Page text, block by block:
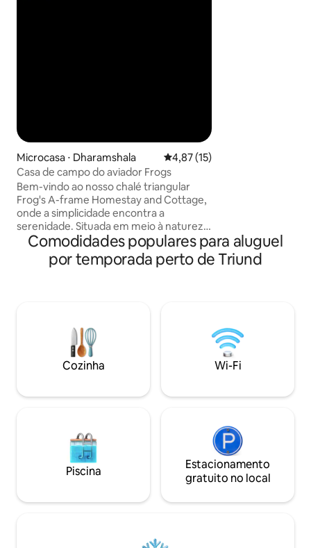
Microcasa ⋅ Dharamshala 4,87 de uma avaliação média
4,87 (15)
Casa de campo do aviador Frogs
Bem-vindo ao nosso chalé triangular
Frog's A-frame Homestay and Cottage,
onde a simplicidade encontra a
serenidade. Situada em meio à natureza,
esta pequena casa foi projetada para
manhãs tranquilas, noites silenciosas e
uma conexão profunda com as
minutos de carro do aeroporto de
Dharamshala, a 5 minutos a pé do
Mosteiro Karmapa e a 5 minutos de
carro de Norbulingka. A cabana foi
elegância discreta.
Comodidades populares para aluguel
por temporada perto de Triund
Cozinha Wi-Fi
Piscina
Estacionamento
gratuito no local